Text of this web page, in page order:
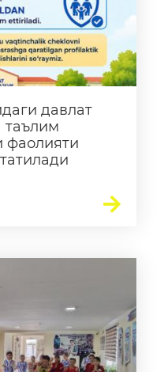
давлат
таълим
фаолияти